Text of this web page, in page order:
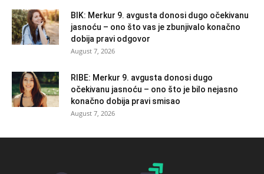
BIK: Merkur 9. avgusta donosi dugo očekivanu
jasnoću – ono što vas je zbunjivalo konačno
dobija pravi odgovor
August 7, 2026
RIBE: Merkur 9. avgusta donosi dugo
očekivanu jasnoću – ono što je bilo nejasno
konačno dobija pravi smisao
August 7, 2026